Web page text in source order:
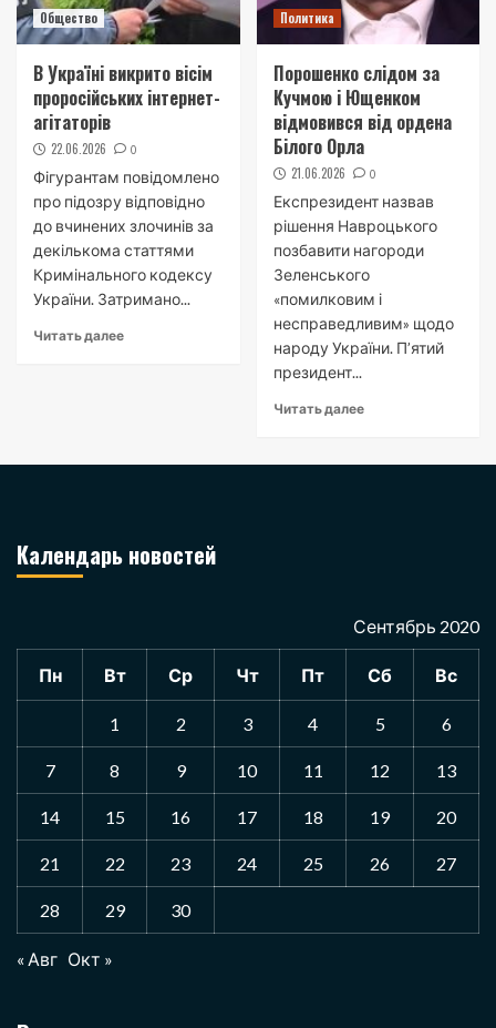
Общество
В Україні викрито вісім
проросійських інтернет-
агітаторів
22.06.2026 0
Фігурантам повідомлено
про підозру відповідно
до вчинених злочинів за
декількома статтями
Кримінального кодексу
України. Затримано...
Читать далее
Политика
Порошенко слідом за
Кучмою і Ющенком
відмовився від ордена
Білого Орла
21.06.2026 0
Експрезидент назвав
рішення Навроцького
позбавити нагороди
Зеленського
«помилковим і
несправедливим» щодо
народу України. П’ятий
президент...
Читать далее
Календарь новостей
Сентябрь 2020
Пн Вт Ср Чт Пт Сб Вс
1 2 3 4 5 6
7 8 9 10 11 12 13
14 15 16 17 18 19 20
21 22 23 24 25 26 27
28 29 30
« Авг Окт »